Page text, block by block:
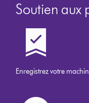
Soutien aux
Enregistrez votre